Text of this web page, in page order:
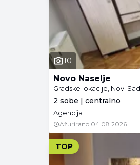
10
Novo Naselje
Gradske lokacije, Novi Sad
2 sobe | centralno
Agencija
Ažurirano 04.08.2026.
TOP